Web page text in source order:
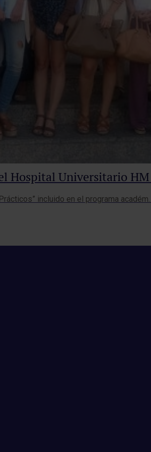
Hospital Universitario
incluido en el programa